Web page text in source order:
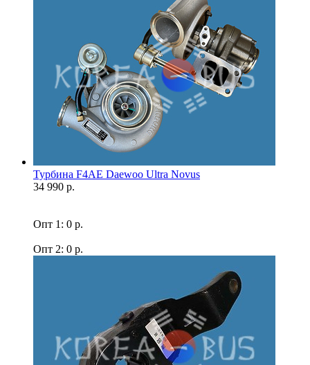
Турбина F4AE Daewoo Ultra Novus
34 990 р.
Опт 1: 0 р.
Опт 2: 0 р.